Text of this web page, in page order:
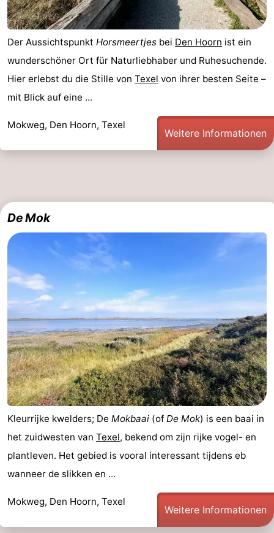
Der Aussichtspunkt Horsmeertjes bei Den Hoorn ist ein
wunderschöner Ort für Naturliebhaber und Ruhesuchende.
Hier erlebst du die Stille von Texel von ihrer besten Seite –
mit Blick auf eine ...
Mokweg, Den Hoorn, Texel
Weitere Informationen
De Mok
Kleurrijke kwelders; De Mokbaai (of De Mok) is een baai in
het zuidwesten van Texel, bekend om zijn rijke vogel- en
plantleven. Het gebied is vooral interessant tijdens eb
wanneer de slikken en ...
Mokweg, Den Hoorn, Texel
Weitere Informationen